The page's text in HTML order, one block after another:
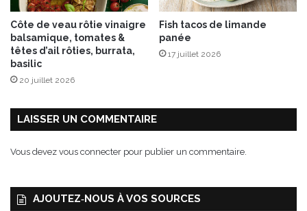
P
Côte de veau rôtie vinaigre
balsamique, tomates &
têtes d’ail rôties, burrata,
basilic
20 juillet 2026
Fish tacos de limande
panée
17 juillet 2026
LAISSER UN COMMENTAIRE
Vous devez vous connecter pour publier un commentaire.
AJOUTEZ‑NOUS À VOS SOURCES